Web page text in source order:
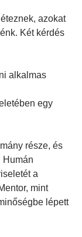
azokat
Két kérdés
alkalmas
egy
része, és
Humán
a
mint
lépett